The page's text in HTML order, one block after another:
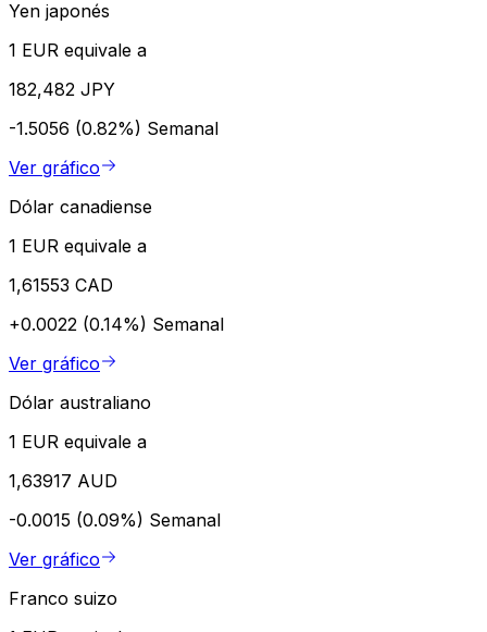
Yen japonés
1 EUR equivale a
182,482 JPY
-1.5056 (0.82%) Semanal
Ver gráfico
Dólar canadiense
1 EUR equivale a
1,61553 CAD
+0.0022 (0.14%) Semanal
Ver gráfico
Dólar australiano
1 EUR equivale a
1,63917 AUD
-0.0015 (0.09%) Semanal
Ver gráfico
Franco suizo